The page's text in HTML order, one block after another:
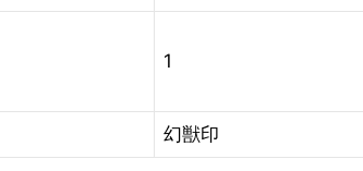
1
幻獣印